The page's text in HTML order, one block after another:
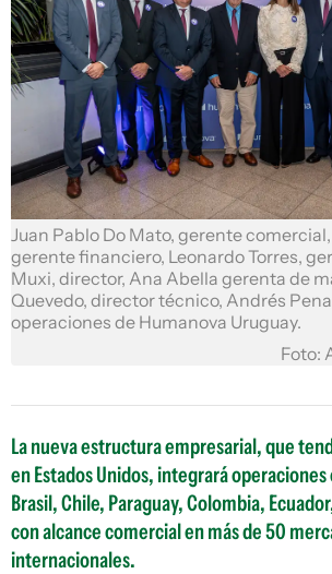
Juan Pablo Do Mato, gerente
gerente financiero, Leonardo Torres,
Muxi, director, Ana Abella gerenta de
Quevedo, director técnico, Andrés
operaciones de Humanova Uruguay.
Foto:
La nueva estructura empresarial, que
en Estados Unidos, integrará operaciones
Brasil, Chile, Paraguay, Colombia,
con alcance comercial en más de 50
internacionales.